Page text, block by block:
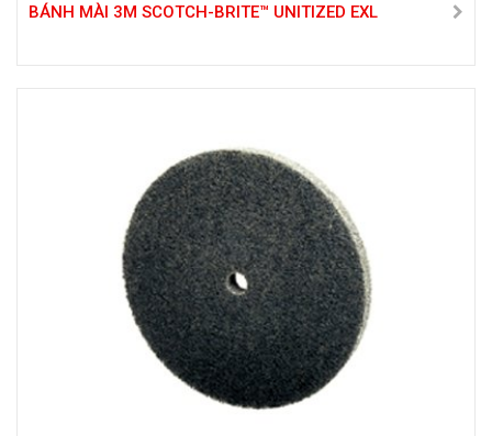
BÁNH MÀI 3M SCOTCH-BRITE™ UNITIZED EXL